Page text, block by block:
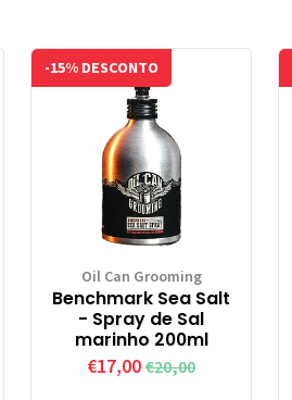
-15% DESCONTO
Oil Can Grooming
Benchmark Sea Salt
- Spray de Sal
marinho 200ml
€17,00 €20,00